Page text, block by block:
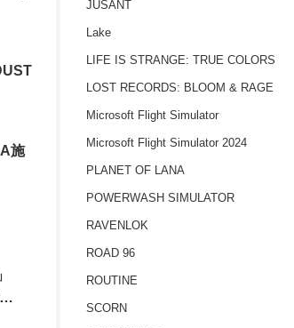
施
JUSANT
Lake
LIFE IS STRANGE: TRUE COLORS
LOST RECORDS: BLOOM & RAGE
Microsoft Flight Simulator
Microsoft Flight Simulator 2024
PLANET OF LANA
POWERWASH SIMULATOR
RAVENLOK
ROAD 96
ROUTINE
SCORN